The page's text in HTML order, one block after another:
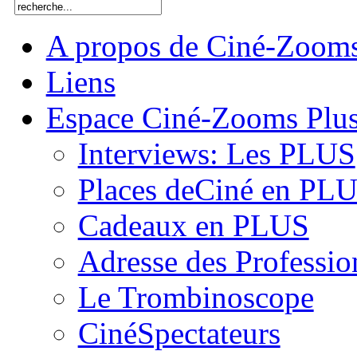
A propos de Ciné-
Liens
Espace Ciné-Zooms
Interviews: Les PLUS
Places deCiné en
Cadeaux en PLUS
Adresse des
Le Trombinoscope
CinéSpectateurs